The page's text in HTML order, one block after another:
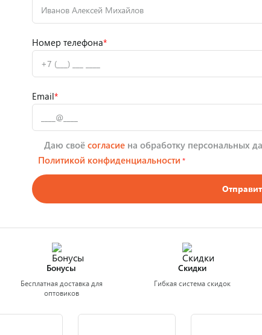
Номер телефона*
Email*
Даю своё согласие на обработку персональных
Политикой конфиденциальности *
Бонусы
Бесплатная доставка для
оптовиков
Скидки
Гибкая система скидок